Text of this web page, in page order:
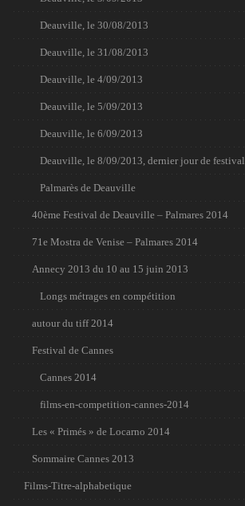
Deauville, le 30/08/2013
Deauville, le 31/08/2013
Deauville, le 4/09/2013
Deauville, le 5/09/2013
Deauville, le 6/09/2013
Deauville, le 8/09/2013, dernier jour de festival
Palmarès de Deauville
40ème Festival de Deauville – Palmares 2014
71e Mostra de Venise – Palmares 2014
Annecy 2013 du 10 au 15 juin 2013
Longs métrages en compétition
autour du tiff 2014
Festival de Cannes
Cannes 2014
films-en-competition-cannes-2014
Les « Primés » de Locarno 2014
Sommaire Cannes 2013
Films-Titre-alphabetique